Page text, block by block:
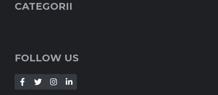
CATEGORII
FOLLOW US